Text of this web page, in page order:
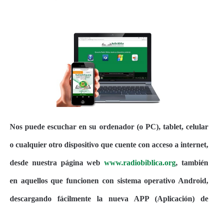
Nos puede escuchar en su ordenador (o PC), tablet, celular
o cualquier otro dispositivo que cuente con acceso a internet,
desde nuestra página webwww.radiobiblica.org, también
en aquellos que funcionen con sistema operativo Android,
descargando fácilmente la nueva APP (Aplicación) de